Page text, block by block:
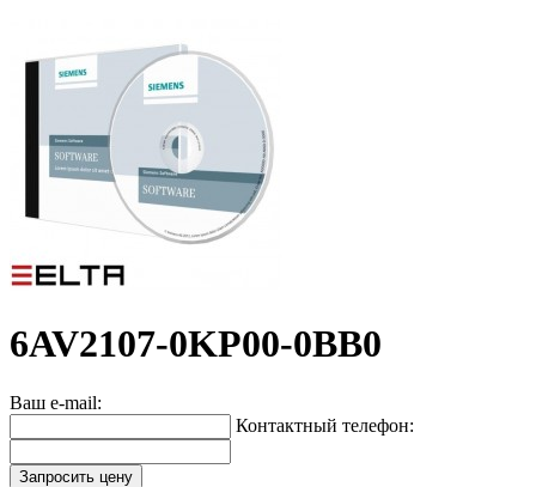
6AV2107-0KP00-0BB0
Ваш e-mail:
Контактный телефон:
Запросить цену